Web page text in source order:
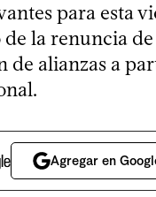
para esta
la renuncia
de alianzas a
Agregar en